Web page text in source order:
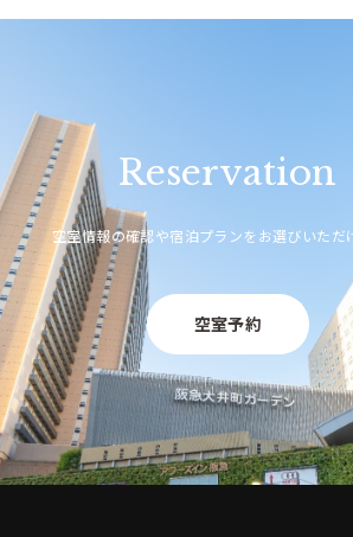
Reservation
空室情報の確認や宿泊プランをお選びいただ
空室予約